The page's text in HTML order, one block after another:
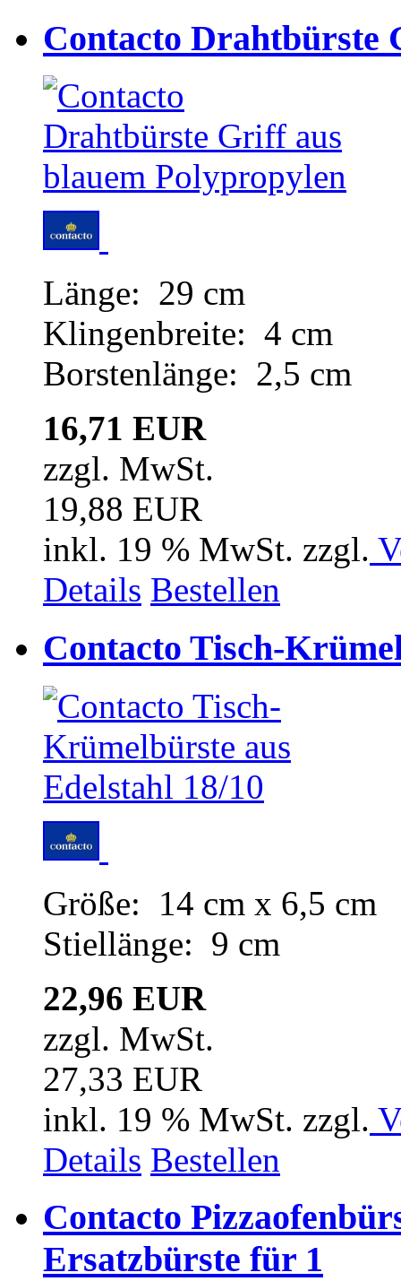
Contacto Drahtbürste
Länge: 29 cm
Klingenbreite: 4 cm
Borstenlänge: 2,5 cm
16,71 EUR
zzgl. MwSt.
19,88 EUR
inkl. 19 % MwSt. zzgl.
Details Bestellen
Contacto Tisch-
Größe: 14 cm x 6,5 cm
Stiellänge: 9 cm
22,96 EUR
zzgl. MwSt.
27,33 EUR
inkl. 19 % MwSt. zzgl.
Details Bestellen
Contacto
Ersatzbürste für 1